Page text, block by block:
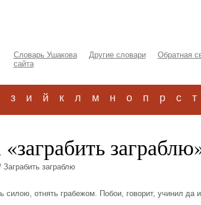
Словарь Ушакова Другие словари Обратная
сайта
з и й к л м н о п р с т
заграблю
силою, отнять грабежом. Побои, говорит, учинил да